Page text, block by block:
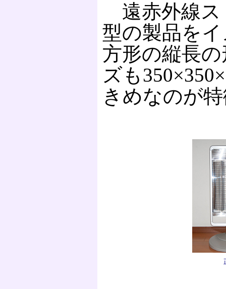
遠赤外線ス
型の製品を
方形の縦長
ズも
きめなのが